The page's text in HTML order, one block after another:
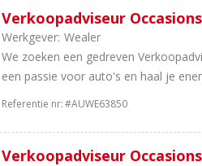
Verkoopadviseur
Werkgever: Wealer
We zoeken een gedreven
een passie voor auto's en haal je
Referentie nr:#AUWE63850
Verkoopadviseur